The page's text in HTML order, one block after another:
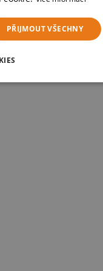
PŘIJMOUT VŠECHNY